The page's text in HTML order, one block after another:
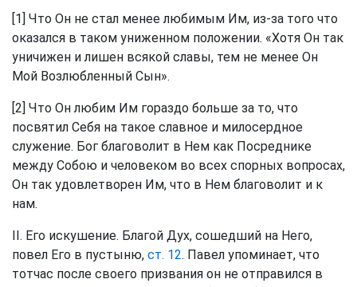
[1] Что Он не стал менее любимым Им, из-за того что
оказался в таком униженном положении. «Хотя Он так
уничижен и лишен всякой славы, тем не менее Он
Мой Возлюбленный Сын».
[2] Что Он любим Им гораздо больше за то, что
посвятил Себя на такое славное и милосердное
служение. Бог благоволит в Нем как Посреднике
между Собою и человеком во всех спорных вопросах,
Он так удовлетворен Им, что в Нем благоволит и к
нам.
II. Его искушение. Благой Дух, сошедший на Него,
повел Его в пустыню, ст. 12. Павел упоминает, что
тотчас после своего призвания он не отправился в